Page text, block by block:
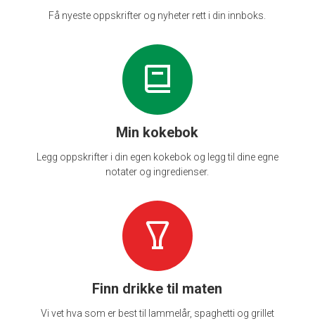
Få nyeste oppskrifter og nyheter rett i din innboks.
Min kokebok
Legg oppskrifter i din egen kokebok og legg til dine egne
notater og ingredienser.
Finn drikke til maten
Vi vet hva som er best til lammelår, spaghetti og grillet